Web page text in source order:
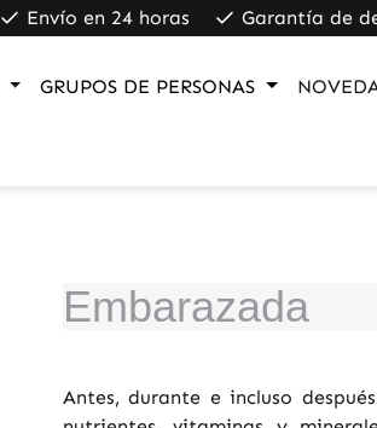
Envío en 24 horas Garantía de
GRUPOS DE PERSONAS
Embarazada
Antes, durante e incluso